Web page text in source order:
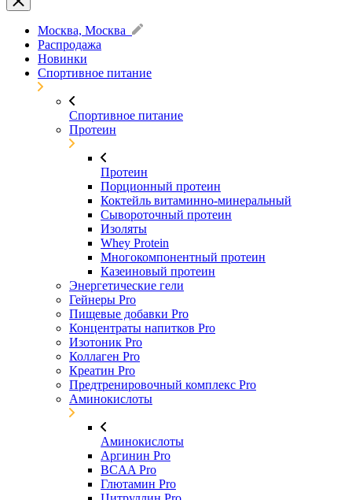
Москва, Москва
Распродажа
Новинки
Спортивное питание
Спортивное питание
Протеин
Протеин
Порционный протеин
Коктейль витаминно-минеральный
Сывороточный протеин
Изоляты
Whey Protein
Многокомпонентный протеин
Казеиновый протеин
Энергетические гели
Гейнеры Pro
Пищевые добавки Pro
Концентраты напитков Pro
Изотоник Pro
Коллаген Pro
Креатин Pro
Предтренировочный комплекс Pro
Аминокислоты
Аминокислоты
Аргинин Pro
BCAA Pro
Глютамин Pro